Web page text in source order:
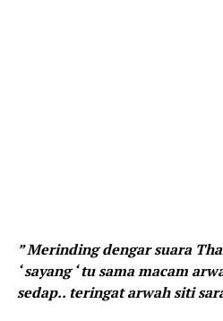
” Merinding dengar suara
‘ sayang ‘ tu sama macam
sedap.. teringat arwah siti